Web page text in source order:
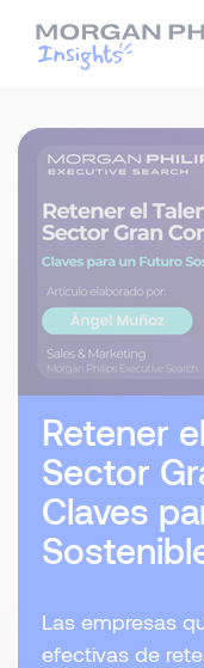
Retener
Sector
Claves
Las empresas
efectivas de